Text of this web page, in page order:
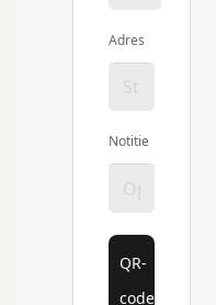
Adres
Notitie
QR-
code